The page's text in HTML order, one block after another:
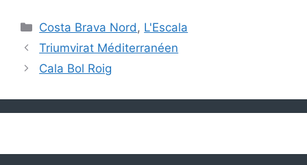
Catégories
Costa Brava Nord , L'Escala
Triumvirat Méditerranéen
Cala Bol Roig